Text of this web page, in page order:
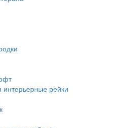
интерьерные рейки